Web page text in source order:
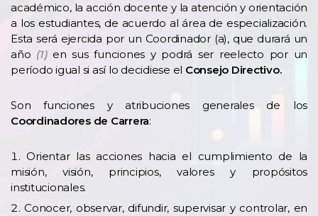
académico, la acción docente y la atención y orientación
a los estudiantes, de acuerdo al área de especialización.
Esta será ejercida por un Coordinador (a), que durará un
año (1)en sus funciones y podrá ser reelecto por un
período igual si así lo decidiese el Consejo Directivo.
Son funciones y atribuciones generales de los
Coordinadores de Carrera:
Orientar las acciones hacia el cumplimiento de la
misión, visión, principios, valores y propósitos
institucionales.
Conocer, observar, difundir, supervisar y controlar, en